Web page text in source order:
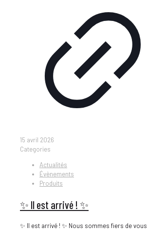
15 avril 2026
Categories
Actualités
Évènements
Produits
✨ Il est arrivé ! ✨
✨ Il est arrivé ! ✨ Nous sommes fiers de vous